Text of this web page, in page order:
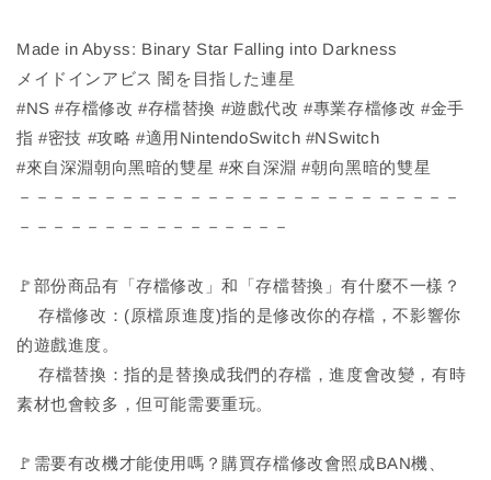
Made in Abyss: Binary Star Falling into Darkness
メイドインアビス 闇を目指した連星
#NS #存檔修改 #存檔替換 #遊戲代改 #專業存檔修改 #金手
指 #密技 #攻略 #適用NintendoSwitch #NSwitch
#來自深淵朝向黑暗的雙星 #來自深淵 #朝向黑暗的雙星
－－－－－－－－－－－－－－－－－－－－－－－－－－
－－－－－－－－－－－－－－－－
🚩部份商品有「存檔修改」和「存檔替換」有什麼不一樣？
存檔修改：(原檔原進度)指的是修改你的存檔，不影響你
的遊戲進度。
存檔替換：指的是替換成我們的存檔，進度會改變，有時
素材也會較多，但可能需要重玩。
🚩需要有改機才能使用嗎？購買存檔修改會照成BAN機、